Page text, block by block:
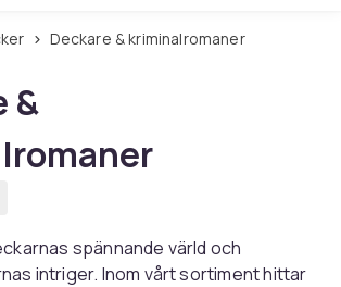
Deckare & kriminalromaner
&
spännande värld och
intriger. Inom vårt sortiment hittar